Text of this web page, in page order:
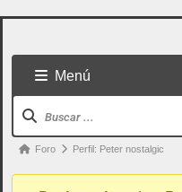
Menú
Foro Perfil: Peter nostalgic